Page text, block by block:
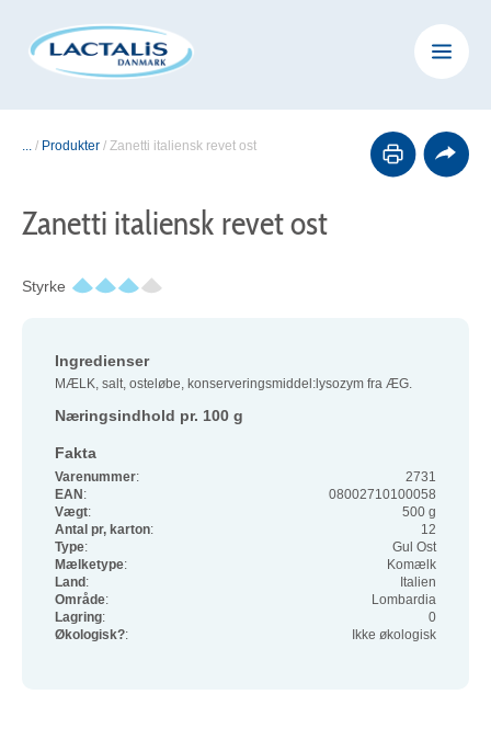
... / Produkter / Zanetti italiensk revet ost
Zanetti italiensk revet ost
Styrke
Ingredienser
MÆLK, salt, osteløbe, konserveringsmiddel:lysozym fra ÆG.
Næringsindhold pr. 100 g
Fakta
Varenummer:
2731
EAN:
08002710100058
Vægt:
500 g
Antal pr, karton:
12
Type:
Gul Ost
Mælketype:
Komælk
Land:
Italien
Område:
Lombardia
Lagring:
0
Økologisk?: Ikke økologisk